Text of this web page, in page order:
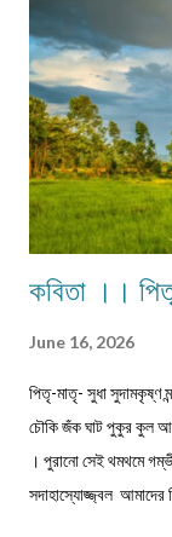
উঠেছে -' মনের কথা
কবিতা ।।
June 16, 2026
পিতৃ-মাতৃ- সুধা সুদামকৃষ্ণ
চৌকি জঁক ঘাট পুকুর কুল
। পুরানো সেই থমথমে
সদাহাস্যোজ্জ্বল আমাদের